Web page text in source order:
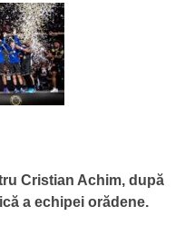
Cristian Achim, după
a echipei orădene.